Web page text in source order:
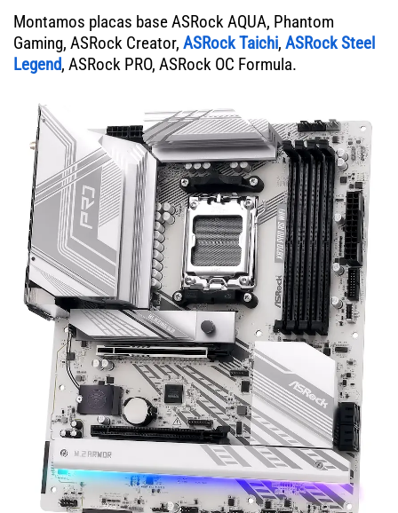
Montamos placas base ASRock AQUA, Phantom
Gaming, ASRock Creator, ASRock Taichi, ASRock Steel
Legend, ASRock PRO, ASRock OC Formula.